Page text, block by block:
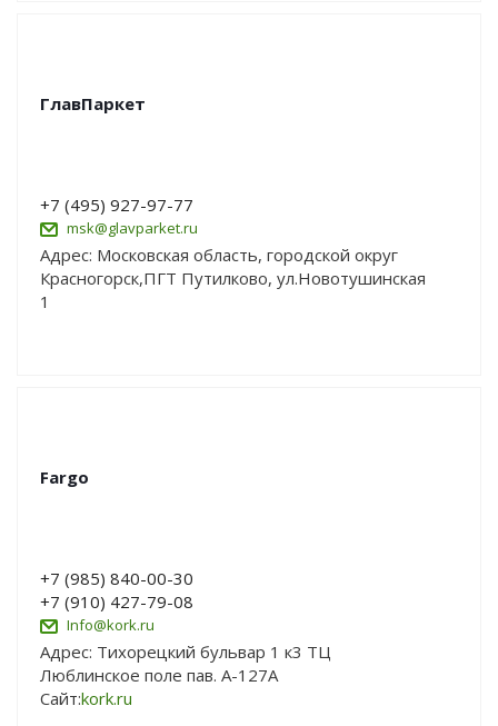
ГлавПаркет
+7 (495) 927-97-77
msk@glavparket.ru
Адрес: Московская область, городской округ
Красногорск,ПГТ Путилково, ул.Новотушинская
1
Fargo
+7 (985) 840-00-30
+7 (910) 427-79-08
Info@kork.ru
Адрес: Тихорецкий бульвар 1 к3 ТЦ
Люблинское поле пав. А-127А
Сайт:kork.ru